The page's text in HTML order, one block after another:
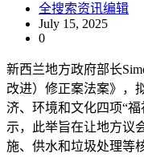
全搜索资讯编辑
July 15, 2025
0
新西兰地方政府部长
改进）修正案法案》，
济、环境和文化四项“福
示，此举旨在让地方议
施、供水和垃圾处理等